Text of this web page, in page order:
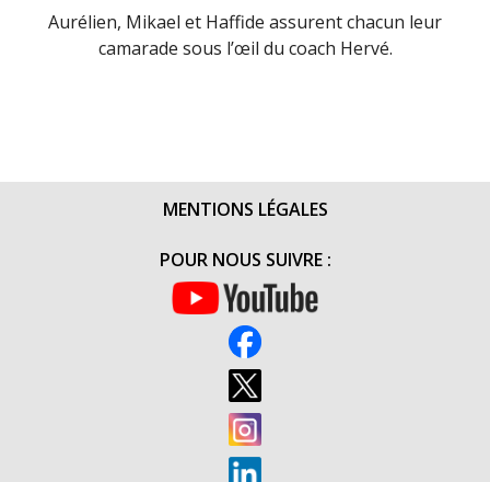
Aurélien, Mikael et Haffide assurent chacun leur
camarade sous l’œil du coach Hervé.
MENTIONS LÉGALES
POUR NOUS SUIVRE :